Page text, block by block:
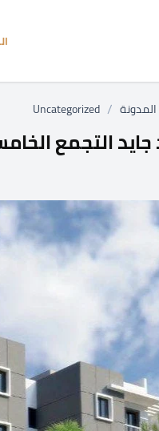
المدونة /
Uncategorized
التجمع